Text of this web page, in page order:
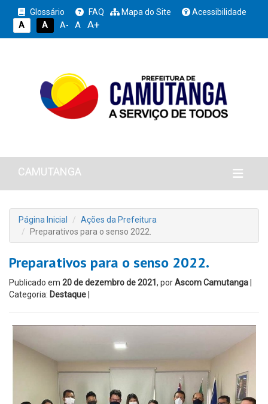
Glossário FAQ Mapa do Site
Acessibilidade
A
A A- A A+
CAMUTANGA
Página Inicial
Ações da Prefeitura
Preparativos para o senso 2022.
Preparativos para o senso 2022.
Publicado em 20 de dezembro de 2021 , porAscom Camutanga
Categoria: Destaque